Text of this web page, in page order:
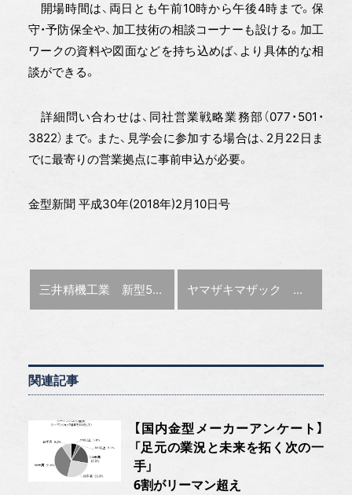
開場時間は、両日とも午前10時から午後4時まで。保
守・予防保全や、加工技術の相談コーナーも設ける。加工
ワークの資料や図面などを持ち込めば、より具体的な相
談ができる。
詳細問い合わせは、同社営業戦略業務部（077・501・
3822）まで。また、見学会に参加する場合は、2月22日ま
でに最寄りの営業拠点に事前申込が必要。
金型新聞 平成30年(2018年)2月10日号
前の記事 :
三井精機工業 新型5軸MCを初披露 大物加工に対応
次の記事 :
ヤマザキマザック 高精度同時5軸MCを開発
関連記事
【国内金型メーカーアンケート】
「足元の業況と未来を拓く次の一
手」
6割がリーマン超え